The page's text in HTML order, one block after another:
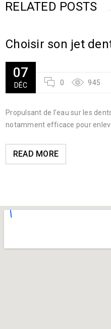
RELATED POSTS
Choisir son jet
07
DÉC 0 945
Propulsant de l’eau sur les
notamment efficace pour
READ MORE